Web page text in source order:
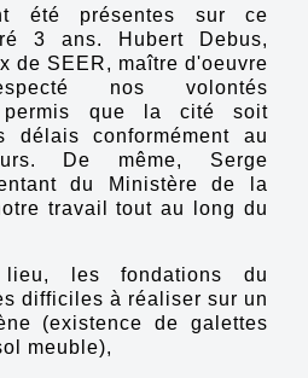
été présentes sur ce
3 ans. Hubert Debus,
de SEER, maître d'oeuvre
nos volontés
permis que la cité soit
délais conformément au
De même, Serge
du Ministère de la
travail tout au long du
les fondations du
difficiles à réaliser sur un
(existence de galettes
meuble),